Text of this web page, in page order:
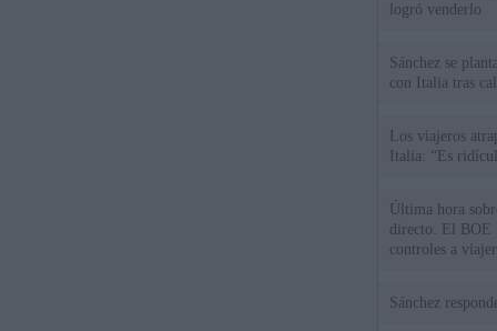
logró venderlo
Sánchez se
con Italia tras
Los viajeros
Italia: “Es
Última hora
directo: El BOE
controles a
Sánchez